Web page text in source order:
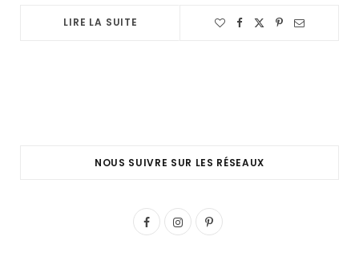
LIRE LA SUITE
NOUS SUIVRE SUR LES RÉSEAUX
F
I
P